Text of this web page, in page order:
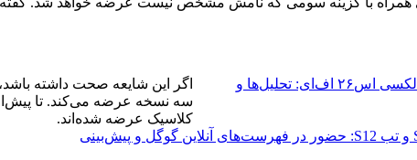
جزئیات تازه از گواهینامه سرعت شارژ گالکسی اس۲۶ اف‌ای: تحلیل‌ها و
سامسونگ گلکسی S26 FE و تب S12: حضور در فهرست‌های آنلاین گوگل و پیش‌بینی
اگر این شایعه صحت داشته
سه نسخه عرضه می‌کند. تا
کلاسیک عرضه شده‌اند.